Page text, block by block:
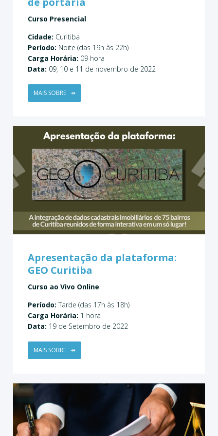
Curso Presencial
Cidade: Curitiba
Período: Noite (das 19h às 22h)
Carga Horária: 09 hora
Data: 09, 10 e 11 de novembro de 2022
MAIS SOBRE ↠
Apresentação da plataforma:
GEO Curitiba
Curso ao Vivo Online
Período:Tarde (das 17h às 18h)
Carga Horária: 1 hora
Data: 19 de Setembro de 2022
MAIS SOBRE ↠